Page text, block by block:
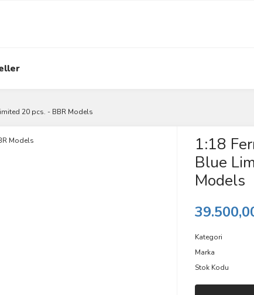
20 pcs. - BBR Models
1:18
Blue
Models
Kategori
Marka
Stok Kodu